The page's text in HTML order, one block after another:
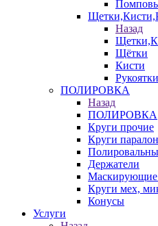
Назад
Щётки
Кисти
Рукоятки
ПОЛИРОВКА
Назад
ПОЛИРОВКА
Круги прочие
Круги паралон
Держатели
Маскирующие
Круги мех,
Конусы
Услуги